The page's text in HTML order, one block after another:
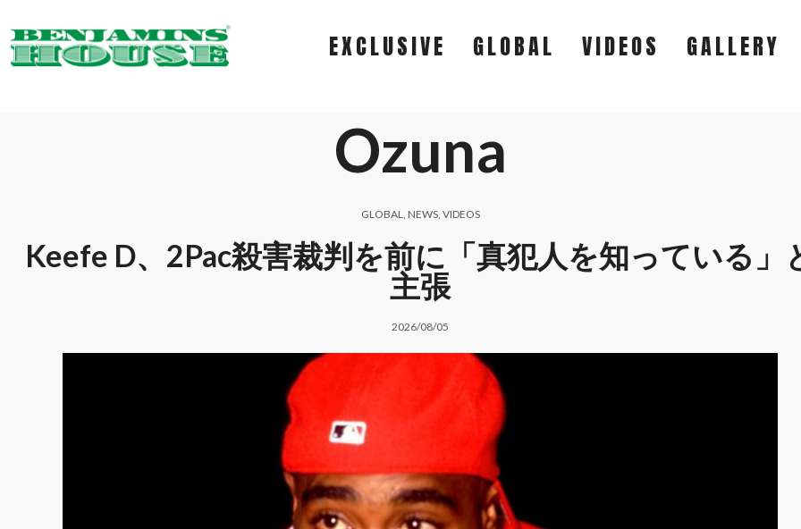
EXCLUSIVE GLOBAL VIDEOS GALLERY
VIDEOS
Ozuna
GLOBAL, NEWS, VIDEOS
Keefe D、2Pac殺害裁判を前に「真犯人を知っている」
主張
2026/08/05